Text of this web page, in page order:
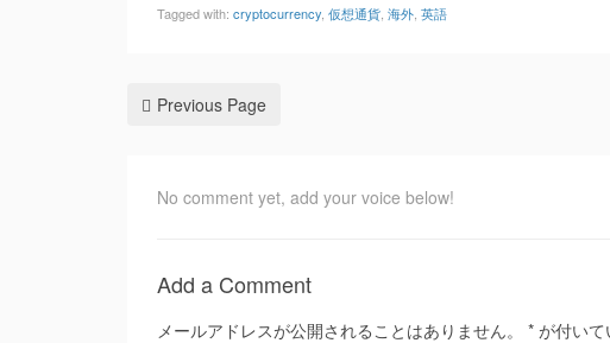
Tagged with: cryptocurrency 仮想通貨 海外 英語
Previous Page
No comment yet, add your voice below!
Add a Comment
メールアドレスが公開されることはありません。 * が付い